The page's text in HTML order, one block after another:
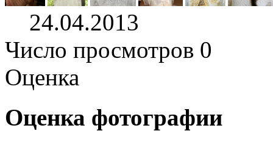
24.04.2013
Число просмотров 0
Оценка
Оценка фотографии